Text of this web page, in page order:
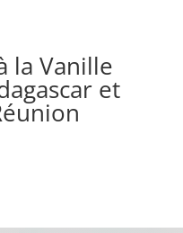
la Vanille
et